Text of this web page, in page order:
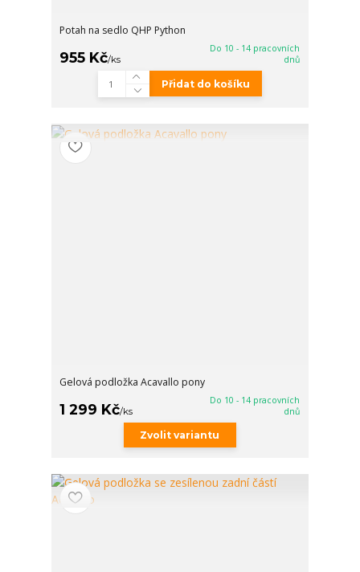
Potah na sedlo QHP Python
955 Kč/ks
Do 10 - 14 pracovních
dnů
Přidat do košíku
Gelová podložka Acavallo pony
1 299 Kč/ks
Do 10 - 14 pracovních
dnů
Zvolit variantu